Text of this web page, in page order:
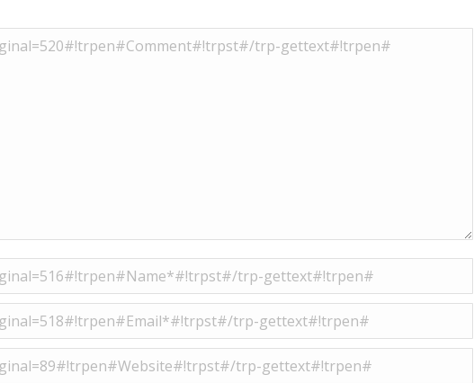
trp-gettext#!trpen#
*#!trpst#/trp-gettext#!trpen#
*#!trpst#/trp-gettext#!trpen#
trp-gettext#!trpen#